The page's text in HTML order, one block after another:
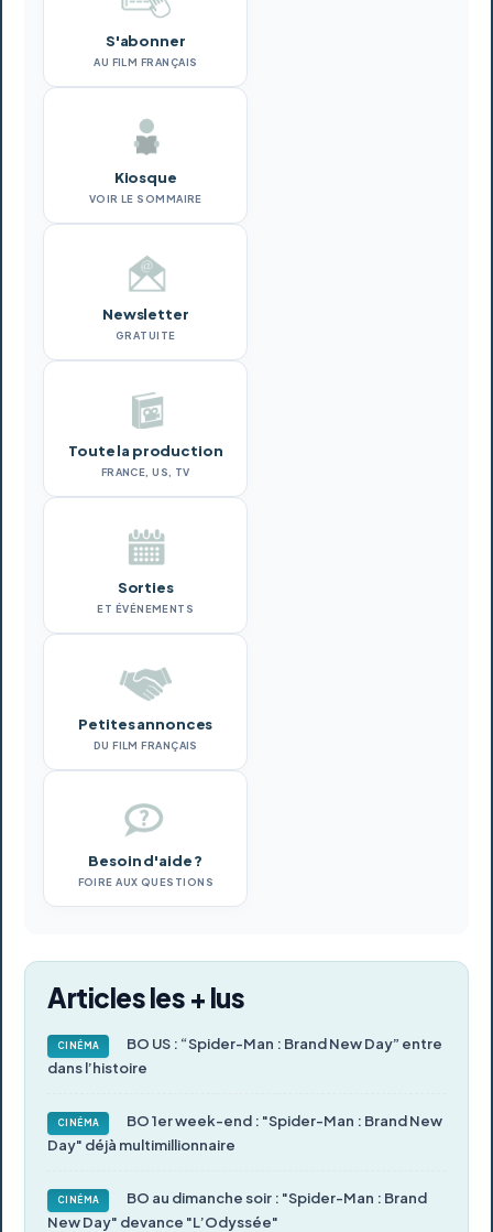
S'abonner
AU FILM FRANÇAIS
Kiosque
VOIR LE SOMMAIRE
Newsletter
GRATUITE
Toute la production
FRANCE, US, TV
Sorties
ET ÉVÉNEMENTS
Petites annonces
DU FILM FRANÇAIS
Besoin d'aide ?
FOIRE AUX QUESTIONS
Articles les + lus
CINÉMA
BO US : “Spider-Man : Brand New Day” entre
dans l’histoire
CINÉMA
BO 1er week-end : "Spider-Man : Brand New
Day" déjà multimillionnaire
CINÉMA
BO au dimanche soir : "Spider-Man : Brand
New Day" devance "L’Odyssée"